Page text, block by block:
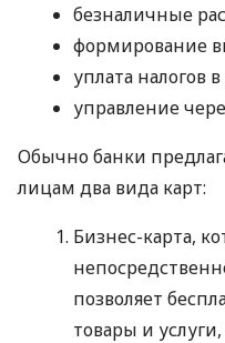
безналичные
формирование
уплата налогов
управление
Обычно банки
лицам два вида карт:
Бизнес-карта,
позволяет
товары и